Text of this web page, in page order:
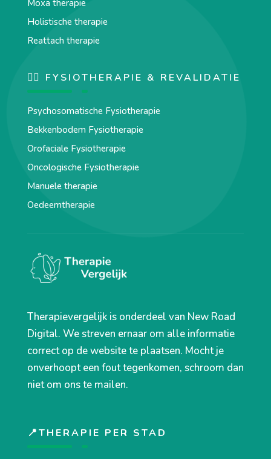
Moxa therapie
Holistische therapie
Reattach therapie
🏋️‍♀️ FYSIOTHERAPIE & REVALIDATIE
Psychosomatische Fysiotherapie
Bekkenbodem Fysiotherapie
Orofaciale Fysiotherapie
Oncologische Fysiotherapie
Manuele therapie
Oedeemtherapie
Therapievergelijk is onderdeel van New Road
Digital. We streven ernaar om alle informatie
correct op de website te plaatsen. Mocht je
onverhoopt een fout tegenkomen, schroom dan
niet om ons te mailen.
📍THERAPIE PER STAD